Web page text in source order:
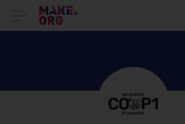
IDI
POČETNU
STRANICU
PLATFORMEOTKRIJTE
PROFIL
Biografija: